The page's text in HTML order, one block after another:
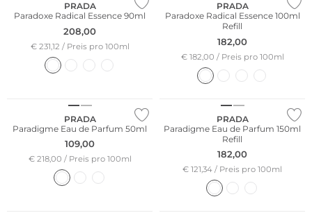
PRADA
Paradoxe Radical Essence 90ml
208,00
€ 231,12 / Preis pro 100ml
PRADA
Paradoxe Radical Essence 100ml
Refill
182,00
€ 182,00 / Preis pro 100ml
PRADA
Paradigme Eau de Parfum 50ml
109,00
€ 218,00 / Preis pro 100ml
PRADA
Paradigme Eau de Parfum 150ml
Refill
182,00
€ 121,34 / Preis pro 100ml